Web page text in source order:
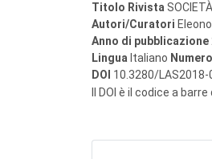
Titolo Rivista
Autori/Curatori
Anno di pubblicazione
Lingua Italiano
DOI 10.3280/LAS2018-
Il DOI è il codice a